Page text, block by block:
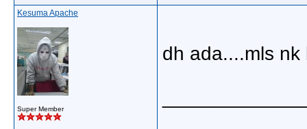
Kesuma Apache
Super Member
dh ada....mls